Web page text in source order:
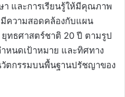
และการเรียนรู้ให้มีคุณภาพ
มีความสอดคล้องกับแผน
ทธศาสตร์ชาติ 20 ปี ตามรูป
หนดเป้าหมาย และทิศทาง
วัตกรรมบนพื้นฐานปรัชญาของ